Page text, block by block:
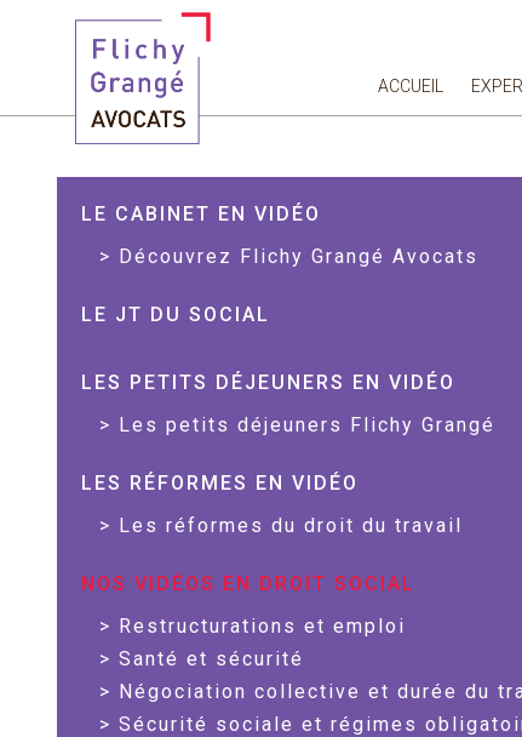
ACCUEIL
LE CABINET EN VIDÉO
Découvrez Flichy Grangé Avocats
LE JT DU SOCIAL
LES PETITS DÉJEUNERS EN VIDÉO
Les petits déjeuners Flichy Grangé
LES RÉFORMES EN VIDÉO
Les réformes du droit du travail
NOS VIDÉOS EN DROIT SOCIAL
Restructurations et emploi
Santé et sécurité
Négociation collective et durée du
Sécurité sociale et régimes